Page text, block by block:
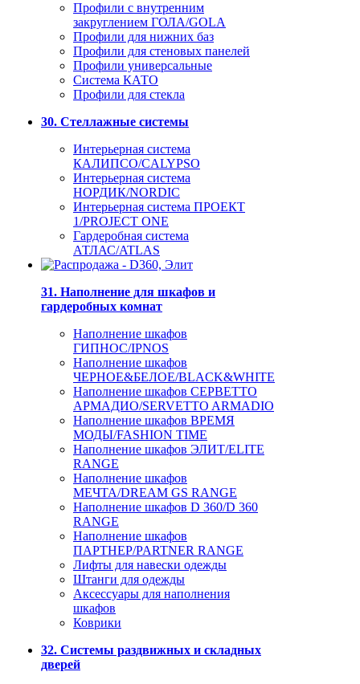
Профили с внутренним
закруглением ГОЛА/GOLA
Профили для нижних баз
Профили для стеновых панелей
Профили универсальные
Система КАТО
Профили для стекла
30. Стеллажные системы
Интерьерная система
КАЛИПСО/CALYPSO
Интерьерная система
НОРДИК/NORDIC
Интерьерная система ПРОЕКТ
1/PROJECT ONE
Гардеробная система
АТЛАС/ATLAS
31. Наполнение для шкафов и
гардеробных комнат
Наполнение шкафов
ГИПНОС/IPNOS
Наполнение шкафов
ЧЕРНОЕ&БЕЛОЕ/BLACK&WHITE
Наполнение шкафов СЕРВЕТТО
АРМАДИО/SERVETTO ARMADIO
Наполнение шкафов ВРЕМЯ
МОДЫ/FASHION TIME
Наполнение шкафов ЭЛИТ/ELITE
RANGE
Наполнение шкафов
МЕЧТА/DREAM GS RANGE
Наполнение шкафов D 360/D 360
RANGE
Наполнение шкафов
ПАРТНЕР/PARTNER RANGE
Лифты для навески одежды
Штанги для одежды
Аксессуары для наполнения
шкафов
Коврики
32. Системы раздвижных и складных
дверей